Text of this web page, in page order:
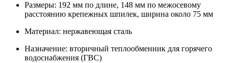
Размеры: 192 мм по длине, 148 мм по межосевому
расстоянию крепежных шпилек, ширина около 75 мм
Материал: нержавеющая сталь
Назначение: вторичный теплообменник для горячего
водоснабжения (ГВС)